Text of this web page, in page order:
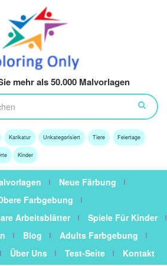
mehr als 50.000 Malvorlagen
Karikatur Unkategorisiert Tiere Feiertage
Kinder
Neue Färbung
Farbgebung
Arbeitsblätter
Spiele Für Kinder
Blog
Adults Farbgebung
Über Uns Test-Seite Kontakt